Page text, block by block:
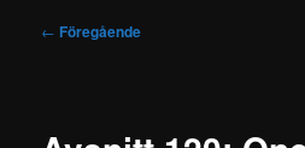
Inläggsnavigering
← Föregående